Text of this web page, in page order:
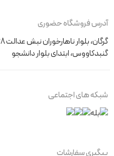
آدرس فروشگاه حضوری
گرگان، بلوار ناهارخوران نبش عدالت 68
گنبدکاووس، ابتدای بلوار دانشجو
شبکه های اجتماعی
پیگیری سفارشات